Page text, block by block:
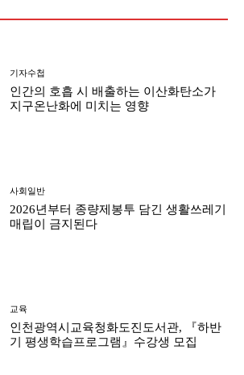
기자수첩
인간의 호흡 시 배출하는 이산화탄소가
지구온난화에 미치는 영향
사회일반
2026년부터 종량제봉투 담긴 생활쓰레기
매립이 금지된다
교육
인천광역시교육청화도진도서관, 『하반
기 평생학습프로그램』수강생 모집